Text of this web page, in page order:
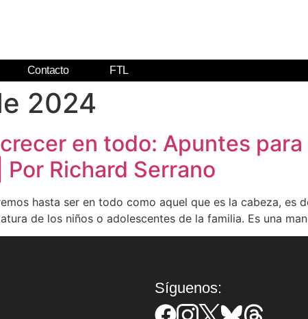
Contacto FTL
2024
en todo: Apuntes
Richard Serrano
hasta ser en todo como aquel que es la cabeza, es
de los niños o adolescentes de la familia. Es una
Síguenos: